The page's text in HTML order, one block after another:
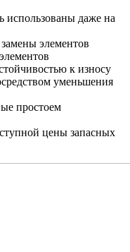
использованы даже на
элементов
к износу
уменьшения
простоем
цены запасных